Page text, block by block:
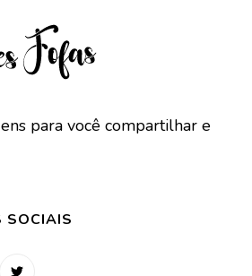
para você compartilhar e
SOCIAIS